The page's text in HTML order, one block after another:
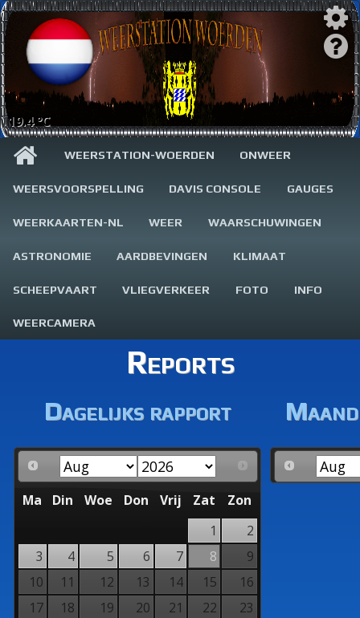
19.4 °C
WEERSTATION-WOERDEN ONWEER
WEERSVOORSPELLING DAVIS CONSOLE GAUGES
WEERKAARTEN-NL WEER WAARSCHUWINGEN
ASTRONOMIE AARDBEVINGEN KLIMAAT
SCHEEPVAART VLIEGVERKEER FOTO INFO
WEERCAMERA
Reports
Dagelijks rapport
Ma Din Woe Don Vrij Zat
Zon
1
2
3
4 5 6 7 8
9
10
11 12 13 14 15
16
17
18 19 20 21 22
23